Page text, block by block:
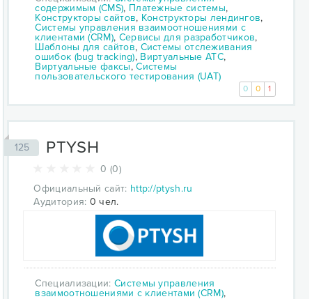
содержимым (CMS), Платежные системы,
Конструкторы сайтов, Конструкторы лендингов,
Системы управления взаимоотношениями с
клиентами (CRM), Сервисы для разработчиков,
Шаблоны для сайтов, Системы отслеживания
ошибок (bug tracking), Виртуальные АТС,
Виртуальные факсы,Системы
пользовательского тестирования (UAT)
0 0 1
125 PTYSH
0 (0)
Официальный сайт: http://ptysh.ru
Аудитория: 0 чел.
Специализации: Системы управления
взаимоотношениями с клиентами (CRM),